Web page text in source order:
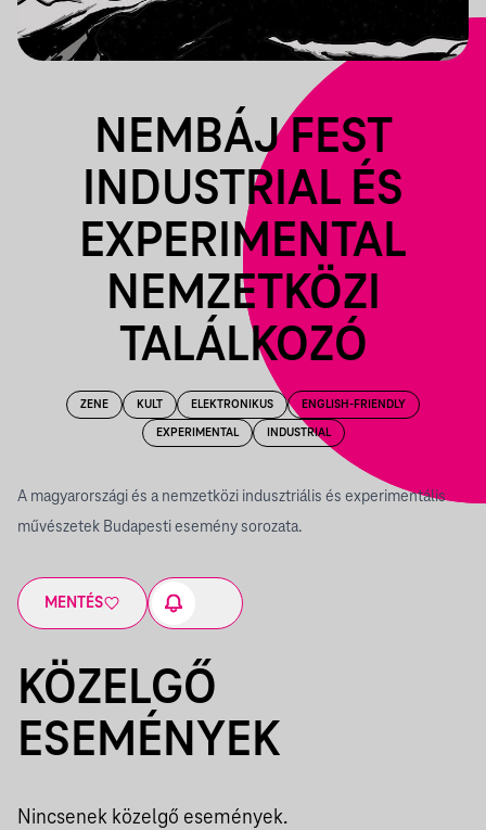
NEMBÁJ FEST
INDUSTRIAL ÉS
EXPERIMENTAL
NEMZETKÖZI
TALÁLKOZÓ
ZENE KULT ELEKTRONIKUS ENGLISH-FRIENDLY
EXPERIMENTAL INDUSTRIAL
A magyarországi és a nemzetközi indusztriális és experimentális
művészetek Budapesti esemény sorozata.
MENTÉS
KÖZELGŐ
ESEMÉNYEK
Nincsenek közelgő események.